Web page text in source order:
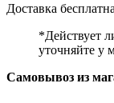
Доставка
*Действует
уточняйте у
Самовывоз из